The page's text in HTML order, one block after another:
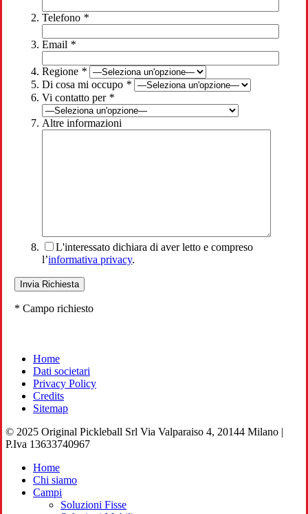
Telefono *
Email *
Regione *
Di cosa mi occupo *
Vi contatto per *
Altre informazioni
L'interessato dichiara di aver letto e compreso
l’informativa privacy.
* Campo richiesto
Home
Dati societari
Privacy Policy
Credits
Sitemap
© 2025 Original Pickleball Srl Via Valparaiso 4, 20144 Milano |
P.Iva 13633740967
Close
Menu
Home
Chi siamo
Campi
Soluzioni Fisse